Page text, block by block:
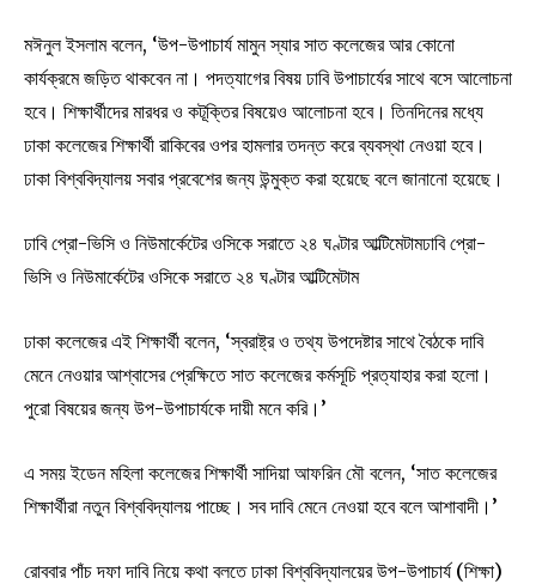
মঈনুল ইসলাম বলেন, ‘উপ-উপাচার্য মামুন স্যার সাত কলেজের আর কোনো
কার্যক্রমে জড়িত থাকবেন না। পদত্যাগের বিষয় ঢাবি উপাচার্যের সাথে বসে আলোচনা
হবে। শিক্ষার্থীদের মারধর ও কটূক্তির বিষয়েও আলোচনা হবে। তিনদিনের মধ্যে
ঢাকা কলেজের শিক্ষার্থী রাকিবের ওপর হামলার তদন্ত করে ব্যবস্থা নেওয়া হবে।
ঢাকা বিশ্ববিদ্যালয় সবার প্রবেশের জন্য উন্মুক্ত করা হয়েছে বলে জানানো হয়েছে।
ঢাবি প্রো-ভিসি ও নিউমার্কেটের ওসিকে সরাতে ২৪ ঘণ্টার আল্টিমেটামঢাবি প্রো-
ভিসি ও নিউমার্কেটের ওসিকে সরাতে ২৪ ঘণ্টার আল্টিমেটাম
ঢাকা কলেজের এই শিক্ষার্থী বলেন, ‘স্বরাষ্ট্র ও তথ্য উপদেষ্টার সাথে বৈঠকে দাবি
মেনে নেওয়ার আশ্বাসের প্রেক্ষিতে সাত কলেজের কর্মসূচি প্রত্যাহার করা হলো।
পুরো বিষয়ের জন্য উপ-উপাচার্যকে দায়ী মনে করি।’
এ সময় ইডেন মহিলা কলেজের শিক্ষার্থী সাদিয়া আফরিন মৌ বলেন, ‘সাত কলেজের
শিক্ষার্থীরা নতুন বিশ্ববিদ্যালয় পাচ্ছে। সব দাবি মেনে নেওয়া হবে বলে আশাবাদী।’
রোববার পাঁচ দফা দাবি নিয়ে কথা বলতে ঢাকা বিশ্ববিদ্যালয়ের উপ-উপাচার্য (শিক্ষা)